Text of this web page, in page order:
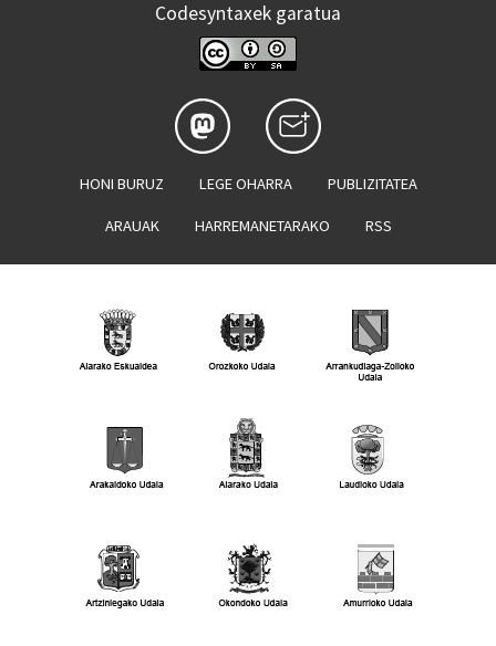
Codesyntaxek garatua
HONI BURUZ LEGE OHARRA PUBLIZITATEA
ARAUAK HARREMANETARAKO RSS